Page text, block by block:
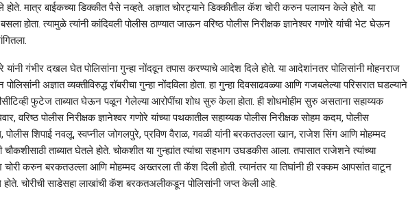
होते. मात्र बाईकच्या डिक्कीत पैसे नव्हते. अज्ञात चोरट्याने डिक्कीतील कॅश चोरी करुन पलायन केले होते. या
होता. त्यामुळे त्यांनी कांदिवली पोलीस ठाण्यात जाऊन वरिष्ठ पोलीस निरीक्षक ज्ञानेश्‍वर गणोरे यांची भेट घेऊन
यांनी गंभीर दखल घेत पोलिसांना गुन्हा नोंदवून तपास करण्याचे आदेश दिले होते. या आदेशांनतर पोलिसांनी मोहनराज
पोलिसांनी अज्ञात व्यक्तीविरुद्ध रॉबरीचा गुन्हा नोंदविला होता. हा गुन्हा दिवसाढवळ्या आणि गजबलेल्या परिसरात घडल्याने
फुटेज ताब्यात घेऊन पळून गेलेल्या आरोपींचा शोध सुरु केला होता. ही शोधमोहीम सुरु असताना सहाय्यक
वरिष्ठ पोलीस निरीक्षक ज्ञानेश्‍वर गणोरे यांच्या पथकातील सहाय्यक पोलीस निरीक्षक सोहम कदम, पोलीस
पोलीस शिपाई नवलू, स्वप्नील जोगलपुरे, प्रविण वैराळ, गवळी यांनी बरकतउल्ला खान, राजेश सिंग आणि मोहम्मद
चौकशीसाठी ताब्यात घेतले होते. चोकशीत या गुन्ह्यांत त्यांचा सहभाग उघडकीस आला. तपासात राजेशने त्यांच्या
चोरी करुन बरकतउल्ला आणि मोहम्मद अख्तरला ती कॅश दिली होती. त्यानंतर या तिघांनी ही रक्कम आपसांत वाटून
चोरीची साडेसहा लाखांची कॅश बरकतअलीकडून पोलिसांनी जप्त केली आहे.